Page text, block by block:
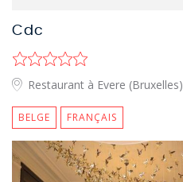
Cdc
Restaurant à Evere (Bruxelles)
BELGE FRANÇAIS